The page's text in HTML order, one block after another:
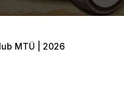
MTÜ | 2026